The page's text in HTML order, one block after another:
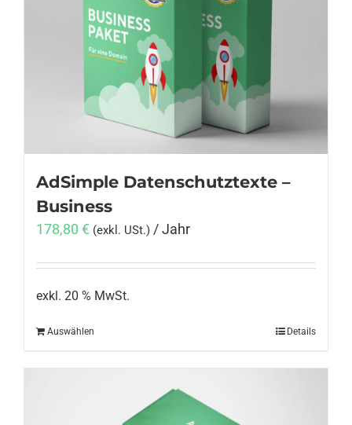
AdSimple Datenschutztexte –
Business
178,80 € (exkl. USt.) / Jahr
exkl. 20 % MwSt.
Auswählen Details